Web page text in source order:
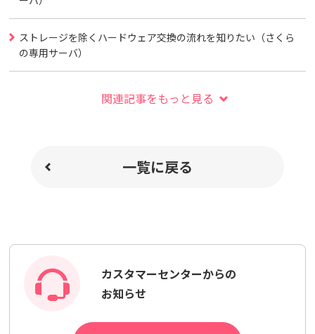
ストレージを除くハードウェア交換の流れを知りたい（さくら
の専用サーバ）
関連記事をもっと見る
一覧に戻る
カスタマーセンターからの
お知らせ